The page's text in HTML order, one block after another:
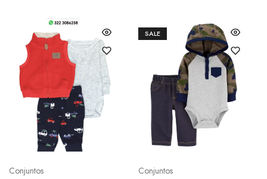
Conjuntos
SALE
Conjuntos